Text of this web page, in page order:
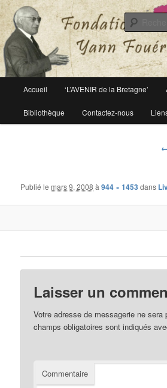
Fondation Yann
Le site officiel de la fondation Yann Fouéré
principal
Aller
au
Accueil ‘L’AVENIR de la Bretagne’
Bibliothèque Contactez-nous
Publié lemars 9, 2008 à944 × 1453 dans
Laisser un
Votre adresse de messagerie ne sera
champs obligatoires sont indiqués
Commentaire